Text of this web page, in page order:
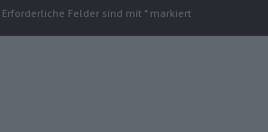
Erforderliche Felder sind mit *markiert